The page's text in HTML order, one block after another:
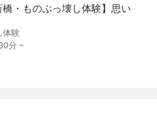
橋・ものぶっ壊し体験】思い
体験
分 ~